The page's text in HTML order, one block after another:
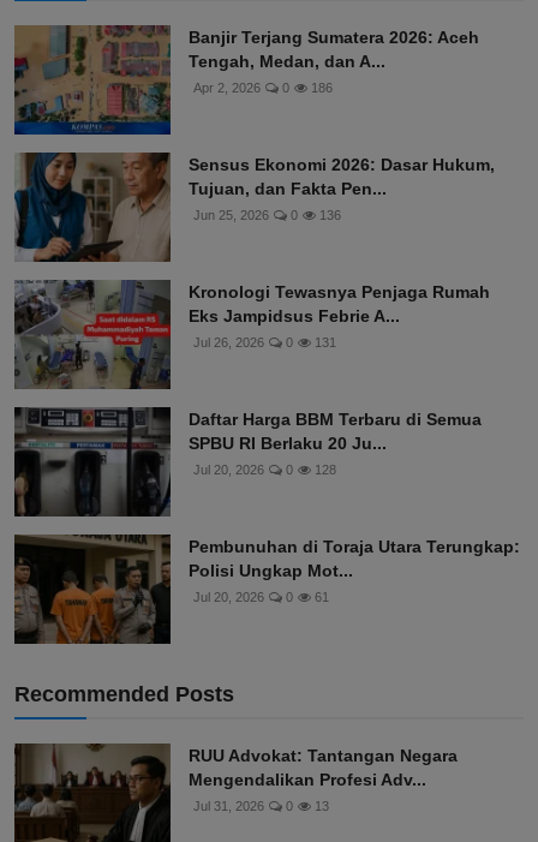
Banjir Terjang Sumatera 2026: Aceh
Tengah, Medan, dan A...
Apr 2, 2026 0 186
Sensus Ekonomi 2026: Dasar Hukum,
Tujuan, dan Fakta Pen...
Jun 25, 2026 0 136
Kronologi Tewasnya Penjaga Rumah
Eks Jampidsus Febrie A...
Jul 26, 2026 0 131
Daftar Harga BBM Terbaru di Semua
SPBU RI Berlaku 20 Ju...
Jul 20, 2026 0 128
Pembunuhan di Toraja Utara Terungkap:
Polisi Ungkap Mot...
Jul 20, 2026 0 61
Recommended Posts
RUU Advokat: Tantangan Negara
Mengendalikan Profesi Adv...
Jul 31, 2026 0 13